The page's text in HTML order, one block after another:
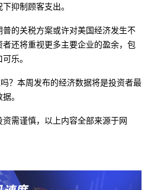
抑制顾客支出。
的关税方案或许对美国经济发生不
还将重视更多主要企业的盈余，包
乐。
？本周发布的经济数据将是投资者最
。
资需谨慎，以上内容全部来源于网